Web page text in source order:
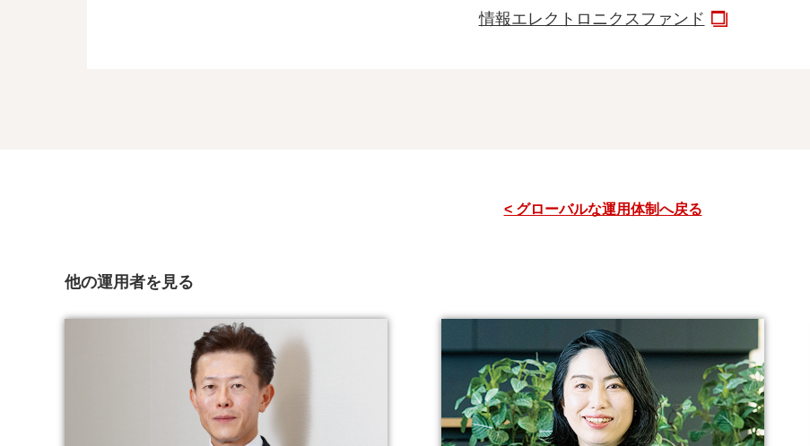
情報エレクトロニクスファンド
< グローバルな運用体制へ戻る
他の運用者を見る